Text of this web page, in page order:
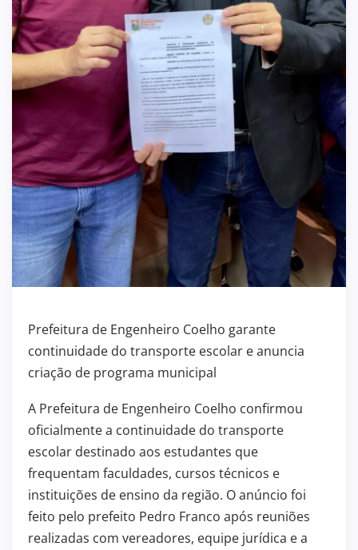
Prefeitura de Engenheiro Coelho garante
continuidade do transporte escolar e anuncia
criação de programa municipal
A Prefeitura de Engenheiro Coelho confirmou
oficialmente a continuidade do transporte
escolar destinado aos estudantes que
frequentam faculdades, cursos técnicos e
instituições de ensino da região. O anúncio foi
feito pelo prefeito Pedro Franco após reuniões
realizadas com vereadores, equipe jurídica e a